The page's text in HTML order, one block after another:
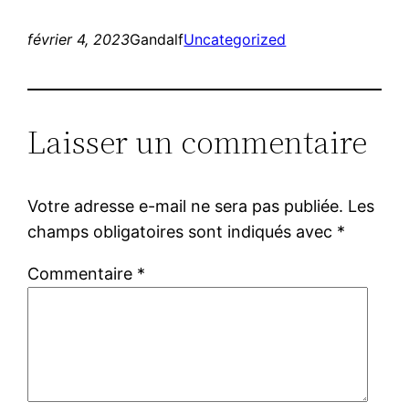
février 4, 2023GandalfUncategorized
Laisser un commentaire
Votre adresse e-mail ne sera pas publiée. Les
champs obligatoires sont indiqués avec *
Commentaire *